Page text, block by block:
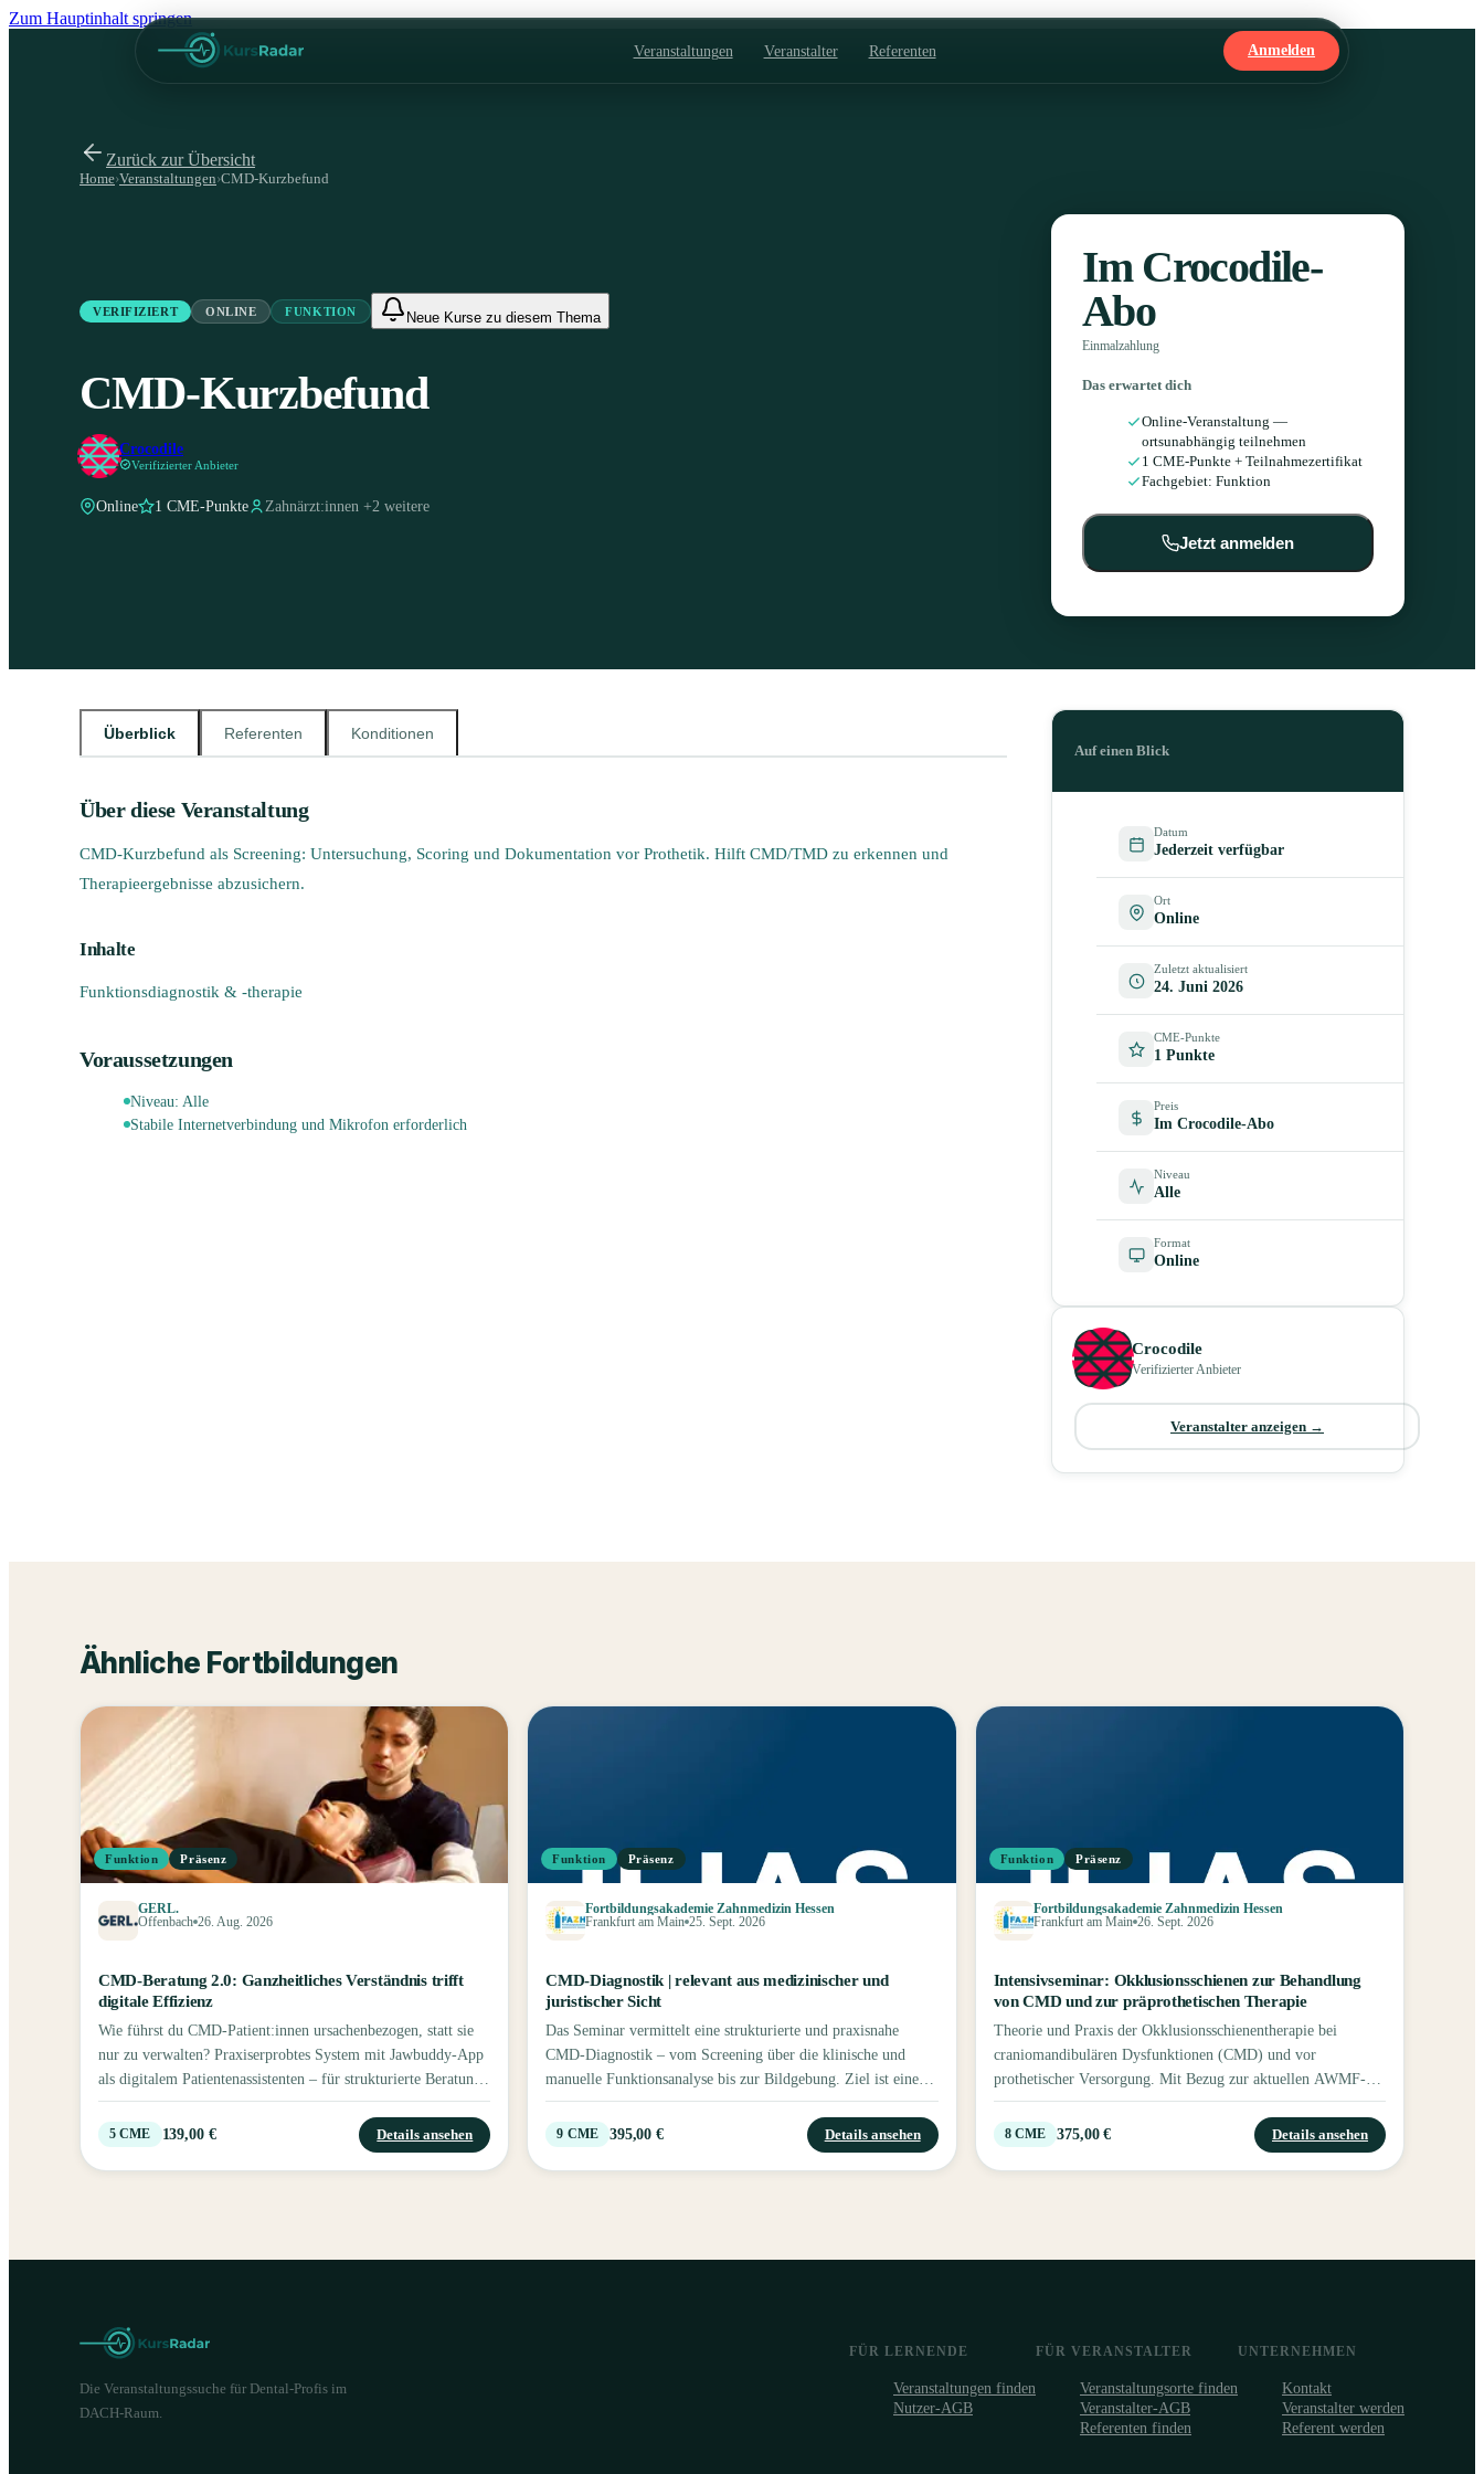
Zum Hauptinhalt springen
Veranstaltungen Veranstalter Referenten Anmelden
Zurück zur Übersicht
Home›Veranstaltungen›CMD-Kurzbefund
VERIFIZIERT ONLINE FUNKTION Neue Kurse zu diesem Thema
CMD-Kurzbefund
Crocodile
Verifizierter Anbieter
Online 1 CME-Punkte Zahnärzt:innen +2 weitere
Im Crocodile-
Abo
Einmalzahlung
Das erwartet dich
Online-Veranstaltung —
ortsunabhängig teilnehmen
1 CME-Punkte + Teilnahmezertifikat
Fachgebiet: Funktion
Jetzt anmelden
Überblick Referenten Konditionen
Über diese Veranstaltung
CMD-Kurzbefund als Screening: Untersuchung, Scoring und Dokumentation vor Prothetik. Hilft CMD/TMD zu erkennen und
Therapieergebnisse abzusichern.
Inhalte
Funktionsdiagnostik & -therapie
Voraussetzungen
Niveau: Alle
Stabile Internetverbindung und Mikrofon erforderlich
Auf einen Blick
Datum
Jederzeit verfügbar
Ort
Online
Zuletzt aktualisiert
24. Juni 2026
CME-Punkte
1 Punkte
Preis
Im Crocodile-Abo
Niveau
Alle
Format
Online
Crocodile
Verifizierter Anbieter
Veranstalter anzeigen →
Ähnliche Fortbildungen
Funktion Präsenz
GERL.
Offenbach 26. Aug. 2026
CMD-Beratung 2.0: Ganzheitliches Verständnis trifft
digitale Effizienz
Wie führst du CMD-Patient:innen ursachenbezogen, statt sie
nur zu verwalten? Praxiserprobtes System mit Jawbuddy-App
als digitalem Patientenassistenten – für strukturierte Beratung,
höhere Compliance und weniger Zeit am Behandlungsstuhl.
5 CME 139,00 € Details ansehen
Funktion Präsenz
Fortbildungsakademie Zahnmedizin Hessen
Frankfurt am Main 25. Sept. 2026
CMD-Diagnostik | relevant aus medizinischer und
juristischer Sicht
Das Seminar vermittelt eine strukturierte und praxisnahe
CMD-Diagnostik – vom Screening über die klinische und
manuelle Funktionsanalyse bis zur Bildgebung. Ziel ist eine
sichere Diagnosestellung als Grundlage erfolgreicher
interdisziplinärer Therapiekonzepte.
9 CME 395,00 € Details ansehen
Funktion Präsenz
Fortbildungsakademie Zahnmedizin Hessen
Frankfurt am Main 26. Sept. 2026
Intensivseminar: Okklusionsschienen zur Behandlung
von CMD und zur präprothetischen Therapie
Theorie und Praxis der Okklusionsschienentherapie bei
craniomandibulären Dysfunktionen (CMD) und vor
prothetischer Versorgung. Mit Bezug zur aktuellen AWMF-
Leitlinie, inklusive klinischer Behandlungsabläufe
(Abformung, Kieferrelationsbestimmung, Einschleifen,
Eingliederung) und zahntechnischer Aspekte einschließlich
CAD/CAM-Fertigung.
8CME 375,00 € Details ansehen
Die Veranstaltungssuche für Dental-Profis im
DACH-Raum.
FÜR LERNENDE
Veranstaltungen finden
Nutzer-AGB
FÜR VERANSTALTER
Veranstaltungsorte finden
Veranstalter-AGB
Referenten finden
UNTERNEHMEN
Kontakt
Veranstalter werden
Referent werden